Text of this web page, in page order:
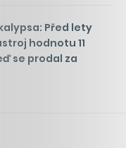
Před lety
hodnotu 11
se prodal za